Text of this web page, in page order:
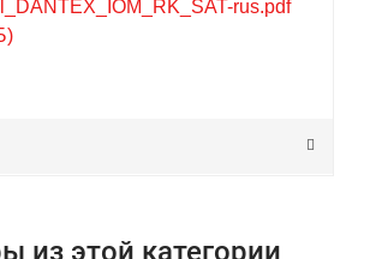
rus.pdf
из этой категории